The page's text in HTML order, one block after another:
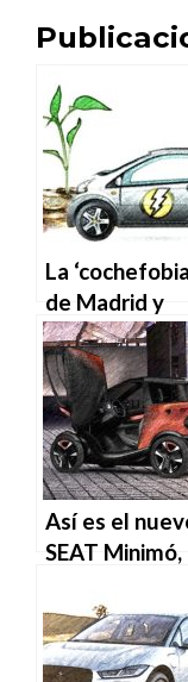
La
de Madrid y
Barcelona
impulsa la
de híbridos y
eléctricos
Así es el
SEAT Minimó,
Renault Twizy